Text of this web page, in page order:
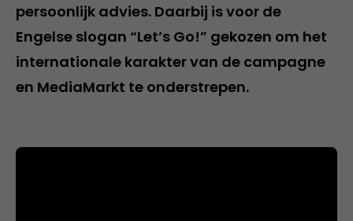
persoonlijk advies. Daarbij is voor de
Engelse slogan “Let’s Go!” gekozen om het
internationale karakter van de campagne
en MediaMarkt te onderstrepen.